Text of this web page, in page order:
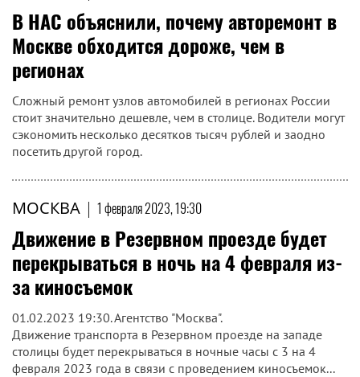
В НАС объяснили, почему авторемонт в
Москве обходится дороже, чем в
регионах
Сложный ремонт узлов автомобилей в регионах России
стоит значительно дешевле, чем в столице. Водители могут
сэкономить несколько десятков тысяч рублей и заодно
посетить другой город.
МОСКВА | 1 февраля 2023, 19:30
Движение в Резервном проезде будет
перекрываться в ночь на 4 февраля из-
за киносъемок
01.02.2023 19:30. Агентство "Москва".
Движение транспорта в Резервном проезде на западе
столицы будет перекрываться в ночные часы с 3 на 4
февраля 2023 года в связи с проведением киносъемок...